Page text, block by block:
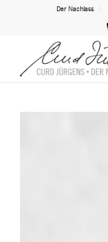
Der Nachlass